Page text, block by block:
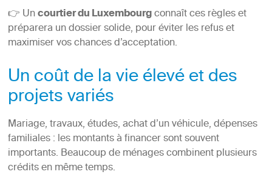
👉 Uncourtier du Luxembourgconnaît ces règles et
préparera un dossier solide, pour éviter les refus et
maximiser vos chances d’acceptation.
Un coût de la vie élevé et des
projets variés
Mariage, travaux, études, achat d’un véhicule, dépenses
familiales : les montants à financer sont souvent
importants. Beaucoup de ménages combinent plusieurs
crédits en même temps.